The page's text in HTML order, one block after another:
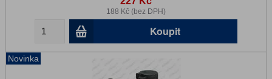
188 Kč (bez DPH)
Koupit
Novinka